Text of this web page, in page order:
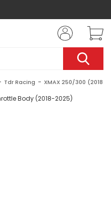
Tdr Racing XMAX 250/300 (2018-